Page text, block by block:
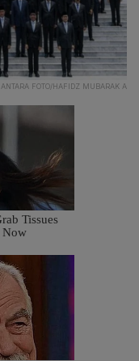
ANTARA FOTO/HAFIDZ MUBARAK A